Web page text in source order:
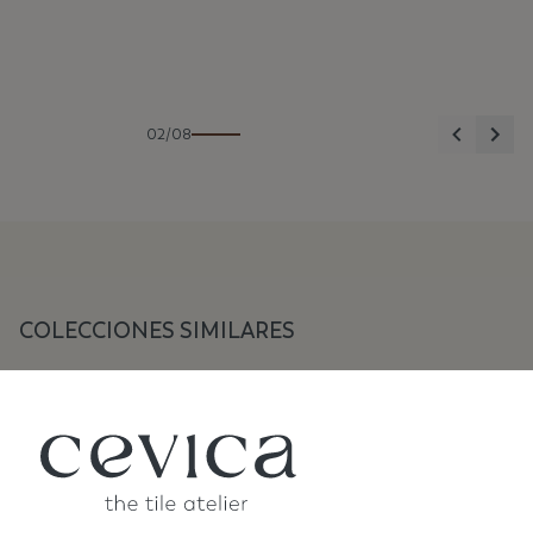
02/08 Anterior
COLECCIONES SIMILARES